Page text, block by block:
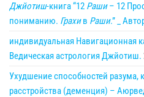
Джйотиш-книга “12 Раши– 12
пониманию. Грахив Раши.” _
индивидуальная Навигационная
Ведическая астрология Джйотиш.
Ухудшение способностей
расстройства (деменция) –